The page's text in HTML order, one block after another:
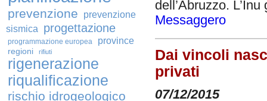
prevenzione
prevenzione
sismica
progettazione
programmazione europea province
regioni rifiuti
rigenerazione
riqualificazione
rischio idrogeologico
dell’Abruzzo.
Messaggero
Dai vincoli
privati
07/12/2015